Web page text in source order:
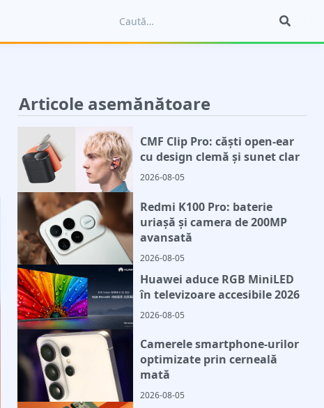
Articole asemănătoare
CMF Clip Pro: căști open-ear
cu design clemă și sunet clar
2026-08-05
Redmi K100 Pro: baterie
uriașă și camera de 200MP
avansată
2026-08-05
Huawei aduce RGB MiniLED
în televizoare accesibile 2026
2026-08-05
Camerele smartphone-urilor
optimizate prin cerneală
mată
2026-08-05